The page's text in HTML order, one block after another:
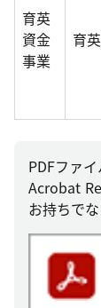
育英
資金
事業
育
PDFファ
Acrobat
お持ちで